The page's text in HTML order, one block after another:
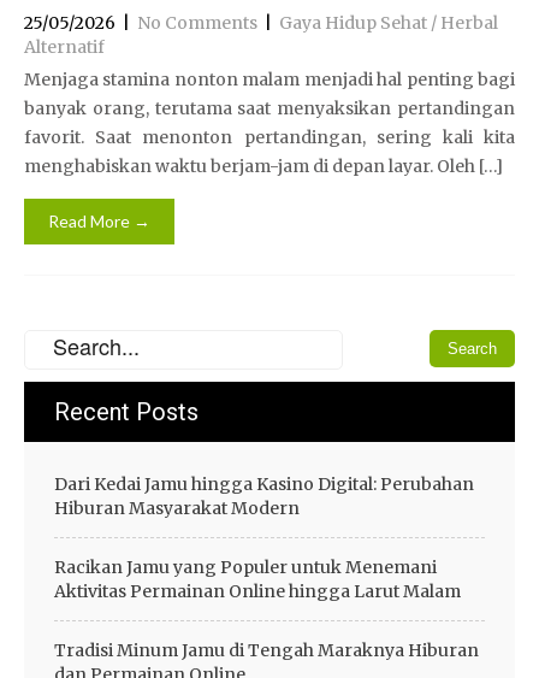
25/05/2026 No Comments
Gaya Hidup Sehat / Herbal
Alternatif
Menjaga stamina nonton malam menjadi hal penting bagi
banyak orang, terutama saat menyaksikan pertandingan
favorit. Saat menonton pertandingan, sering kali kita
menghabiskan waktu berjam-jam di depan layar. Oleh […]
Read More →
Recent Posts
Dari Kedai Jamu hingga Kasino Digital: Perubahan
Hiburan Masyarakat Modern
Racikan Jamu yang Populer untuk Menemani
Aktivitas Permainan Online hingga Larut Malam
Tradisi Minum Jamu di Tengah Maraknya Hiburan